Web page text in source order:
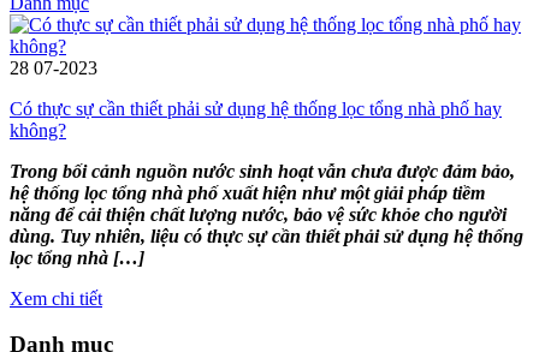
28 07-2023
Có thực sự cần thiết phải sử dụng hệ thống lọc tổng nhà phố hay
không?
Trong bối cảnh nguồn nước sinh hoạt vẫn chưa được đảm bảo,
hệ thống lọc tổng nhà phố xuất hiện như một giải pháp tiềm
năng để cải thiện chất lượng nước, bảo vệ sức khỏe cho người
dùng. Tuy nhiên, liệu có thực sự cần thiết phải sử dụng hệ thống
lọc tổng nhà […]
Xem chi tiết
Danh mục